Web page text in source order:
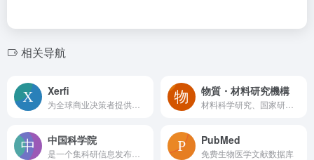
相关导航
Xerfi 物質・材料研究機構
中国科学院 PubMed
免费生物医学文献数据库